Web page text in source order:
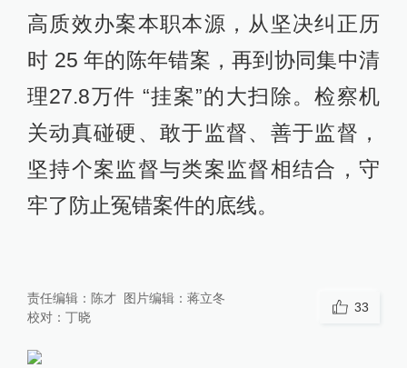
高质效办案本职本源，从坚决纠正历
时 25 年的陈年错案，再到协同集中清
理27.8万件 “挂案”的大扫除。检察机
关动真碰硬、敢于监督、善于监督，
坚持个案监督与类案监督相结合，守
牢了防止冤错案件的底线。
责任编辑： 陈才 图片编辑： 蒋立冬
校对： 丁晓
33